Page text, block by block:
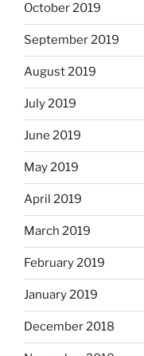
October 2019
September 2019
August 2019
July 2019
June 2019
May 2019
April 2019
March 2019
February 2019
January 2019
December 2018